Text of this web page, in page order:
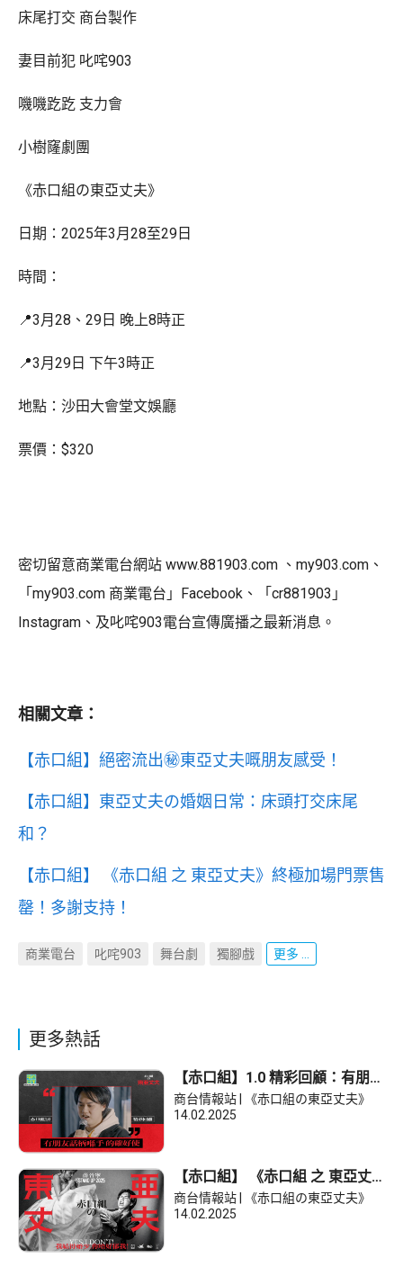
床尾打交 商台製作
妻目前犯 叱咤903
嘰嘰趷趷 支力會
小樹窿劇團
《赤口組の東亞丈夫》
日期：2025年3月28至29日
時間：
📍3月28、29日 晚上8時正
📍3月29日 下午3時正
地點：沙田大會堂文娛廳
票價：$320
密切留意商業電台網站 www.881903.com 、my903.com、
「my903.com 商業電台」Facebook、「cr881903」
Instagram、及叱咤903電台宣傳廣播之最新消息。
相關文章：
【赤口組】​絕密流出㊙️東亞丈夫嘅朋友感受！
【赤口組】東亞丈夫の婚姻日常：床頭打交床尾
和？
【赤口組】 《赤口組 之 東亞丈夫》終極加場門票售
罄！多謝支持！
商業電台 叱咤903 舞台劇 獨腳戲 更多 ...
更多熱話
【赤口組】1.0 精彩回顧：有朋友
話柄喺手 的確好使
商台情報站 | 《赤口組の東亞丈夫》
14.02.2025
【赤口組】 《赤口組 之 東亞丈
夫》終極加場門票售罄！多謝支
持！
商台情報站 | 《赤口組の東亞丈夫》
14.02.2025